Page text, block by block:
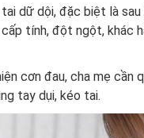
dữ dội, đặc biệt là
tính, đột ngột, khác
cơn đau, cha mẹ cần
tay dụi, kéo tai.